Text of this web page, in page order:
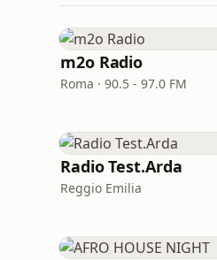
m2o Radio
Roma · 90.5 - 97.0 FM
Radio Test.Arda
Reggio Emilia